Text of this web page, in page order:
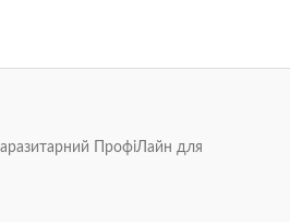
ПрофіЛайн для